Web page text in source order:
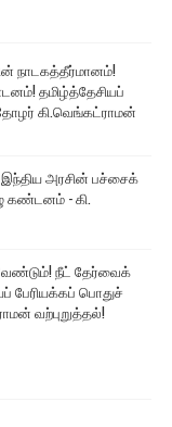
நாடகத்தீர்மானம்!
தமிழ்த்தேசியப்
கி.வெங்கட்ராமன்
இந்திய அரசின் பச்சைக்
கண்டனம் - கி.
நீட் தேர்வைக்
பேரியக்கப் பொதுச்
வற்புறுத்தல்!